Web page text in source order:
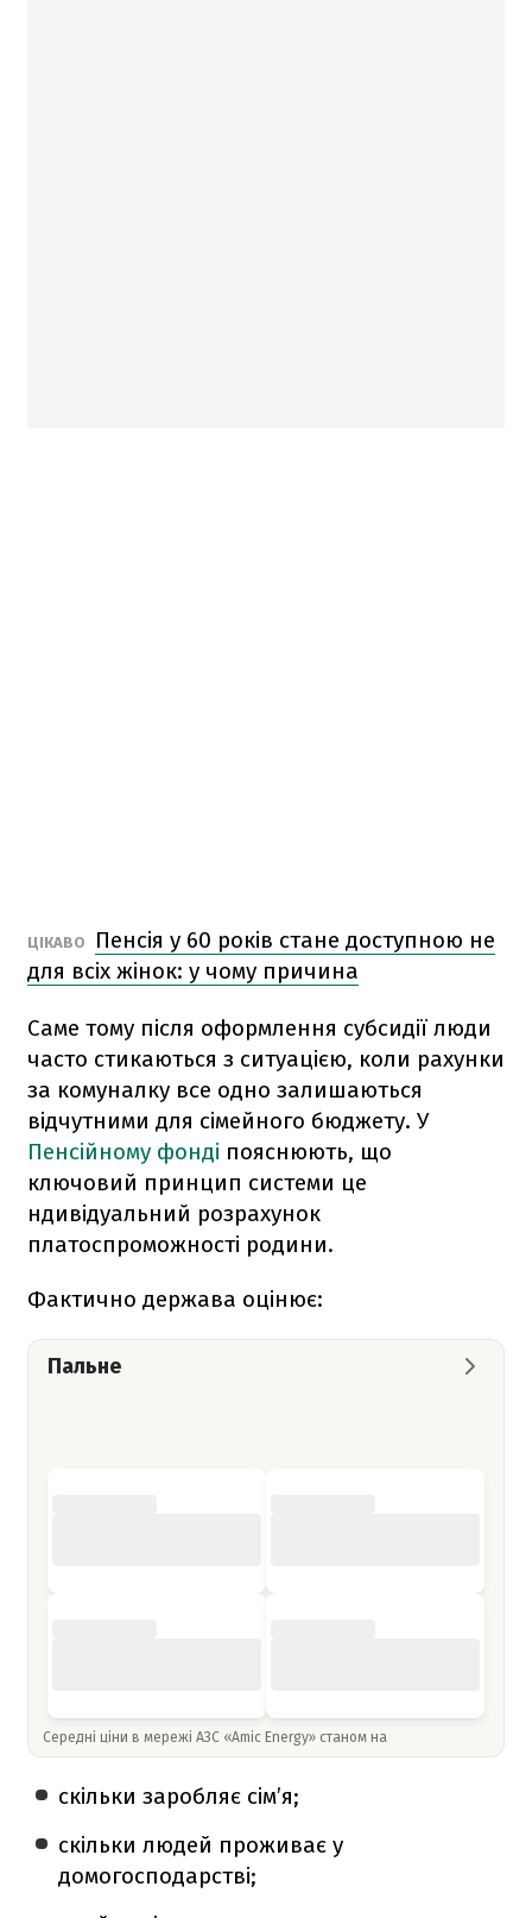
ЦІКАВО
Пенсія у 60 років стане доступною не
для всіх жінок: у чому причина
Саме тому після оформлення субсидії люди
часто стикаються з ситуацією, коли рахунки
за комуналку все одно залишаються
відчутними для сімейного бюджету. У
Пенсійному фонді пояснюють, що
ключовий принцип системи це
ндивідуальний розрахунок
платоспроможності родини.
Фактично держава оцінює:
Пальне
Середні ціни в мережі АЗС «Amic Energy» станом на
скільки заробляє сім’я;
скільки людей проживає у
домогосподарстві;